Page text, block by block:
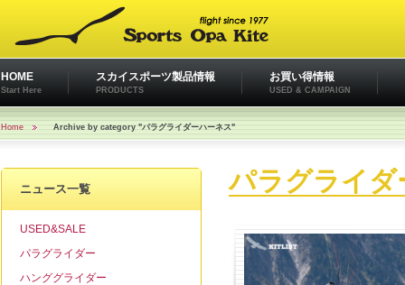
HOME
Start Here
スカイスポーツ製品情報
PRODUCTS
お買い得情報
USED & CAMPAIGN
Home Archive by category "パラグライダーハーネス"
ニュース一覧
USED&SALE
パラグライダー
ハンググライダー
パラグライダ